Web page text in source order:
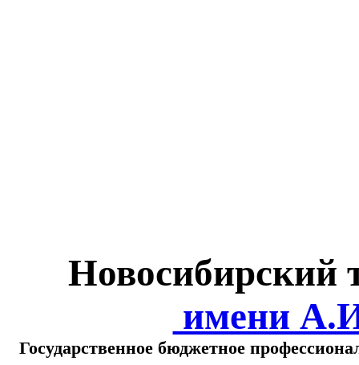
Новосибирский
имени
Государственное бюджетное